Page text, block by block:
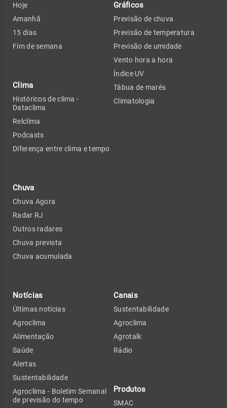
Hoje
Amanhã
15 dias
Fim de semana
Clima
Históricos de clima -
Dataclima
Relclima
Podcasts
Diferença entre clima e tempo
Chuva
Chuva Agora
Radar RJ
Outros radares
Chuva prevista
Chuva acumulada
Gráficos
Previsão de chuva
Previsão de temperatura
Previsão de umidade
Vento hora a hora
Índice UV
Tábua de marés
Climatologia
Notícias
Últimas notícias
Agroclima
Alimentação
Saúde
Alertas
Sustentabilidade
Agroclima - Boletim Semanal
de previsão do tempo
Canais
Sustentabilidade
Agroclima
Agrotalk
Rádio
Produtos
SMAC